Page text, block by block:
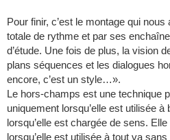
Pour finir, c’est le montage qui
totale de rythme et par ses
d’étude. Une fois de plus, la vision
plans séquences et les dialogues
encore, c’est un style…».
Le hors-champs est une technique
uniquement lorsqu’elle est utilisée à
lorsqu’elle est chargée de sens.
lorsqu’elle est utilisée à tout va